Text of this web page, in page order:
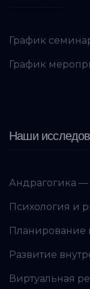
График
График
Наши
Андрагогика
Психология и
Планирование
Развитие
Виртуальная